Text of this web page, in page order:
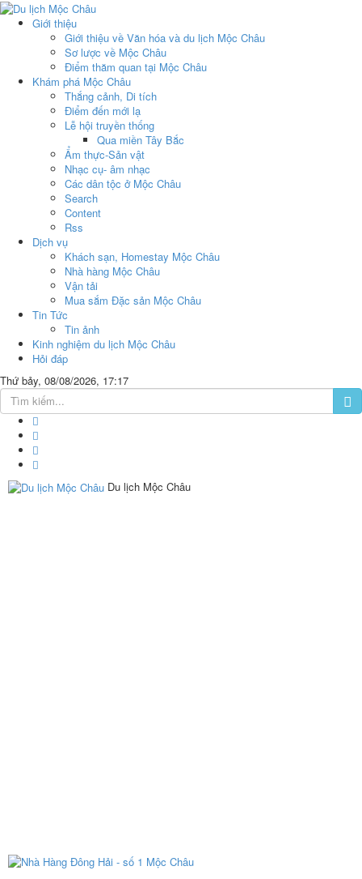
Giới thiệu
Giới thiệu về Văn hóa và du lịch Mộc Châu
Sơ lược về Mộc Châu
Điểm thăm quan tại Mộc Châu
Khám phá Mộc Châu
Thắng cảnh, Di tích
Điểm đến mới lạ
Lễ hội truyền thống
Qua miền Tây Bắc
Ẩm thực-Sản vật
Nhạc cụ- âm nhạc
Các dân tộc ở Mộc Châu
Search
Content
Rss
Dịch vụ
Khách sạn, Homestay Mộc Châu
Nhà hàng Mộc Châu
Vận tải
Mua sắm Đặc sản Mộc Châu
Tin Tức
Tin ảnh
Kinh nghiệm du lịch Mộc Châu
Hỏi đáp
Thứ bảy, 08/08/2026, 17:17
Du lịch Mộc Châu